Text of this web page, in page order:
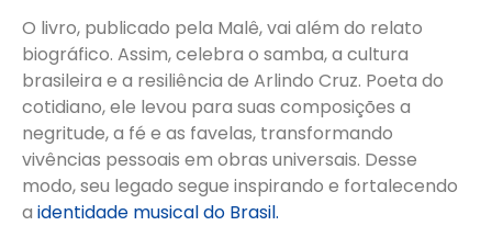
O livro, publicado pela Malê, vai além do relato
biográfico. Assim, celebra o samba, a cultura
brasileira e a resiliência de Arlindo Cruz. Poeta do
cotidiano, ele levou para suas composições a
negritude, a fé e as favelas, transformando
vivências pessoais em obras universais. Desse
modo, seu legado segue inspirando e fortalecendo
a identidade musical do Brasil.